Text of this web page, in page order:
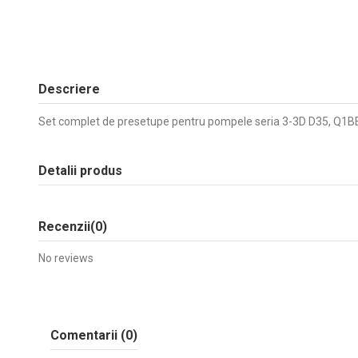
Descriere
Set complet de presetupe pentru pompele seria 3-3D D35,
Detalii produs
Recenzii(0)
No reviews
Comentarii (0)